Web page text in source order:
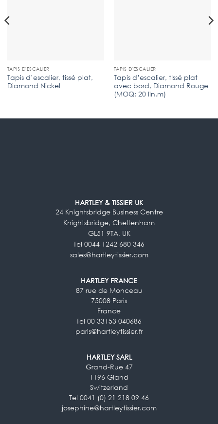
TAPIS D'ESCALIER
Tapis d’escalier, tissé plat,
Diamond Nickel
TAPIS D'ESCALIER
Tapis d’escalier, tIssé plat
avec bord, Diamond Rouge
(MOQ: 20 lin.m)
HARTLEY & TISSIER UK
24 Knightsbridge Business Centre
Knightsbridge, Cheltenham
GL51 9TA, UK
Tel 0044 1242 680 346
sales@hartleytissier.com
HARTLEY FRANCE
87 rue de Monceau
75008 Paris
France
Tel 00 33153 040686
paris@hartleytissier.fr
HARTLEY SARL
Grand-Rue 47
1196 Gland
Switzerland
Tel 0041 (0) 21 218 09 46
josephine@hartleytissier.com